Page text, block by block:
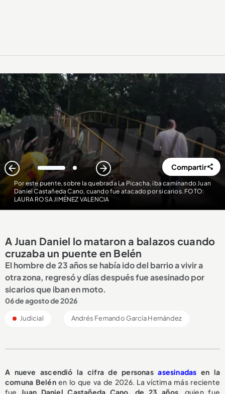
Por este puente, sobre la quebrada La Picacha, iba caminando Juan
Daniel Castañeda Cano, cuando fue atacado por sicarios. FOTO:
LAURA ROSA JIMÉNEZ VALENCIA
1 2 Compartir
A Juan Daniel lo mataron a balazos cuando
cruzaba un puente en Belén
El hombre de 23 años se había ido del barrio a vivir a
otra zona, regresó y días después fue asesinado por
sicarios que iban en moto.
06 de agosto de 2026
Judicial Andrés Fernando García Hernández
A nueve ascendió la cifra de personasasesinadas en la
comuna Belénen lo que va de 2026. La víctima más reciente
fueJuan Daniel Castañeda Cano, de 23 años, quien fue